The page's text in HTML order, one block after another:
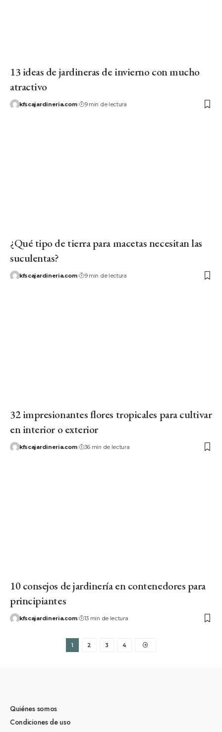
13 ideas de jardineras de invierno con mucho
atractivo
kfscajardineria.com 9 min de lectura
¿Qué tipo de tierra para macetas necesitan las
suculentas?
kfscajardineria.com 9 min de lectura
32 impresionantes flores tropicales para cultivar
en interior o exterior
kfscajardineria.com 36 min de lectura
10 consejos de jardinería en contenedores para
principiantes
kfscajardineria.com 13 min de lectura
1 2 3 4
Quiénes somos
Condiciones de uso